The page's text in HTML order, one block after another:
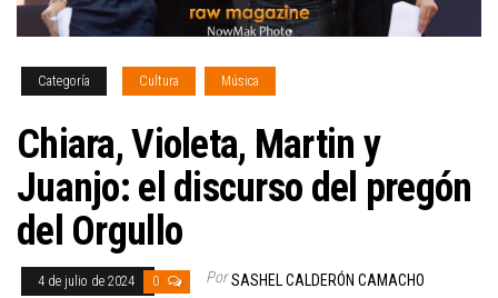
Categoría Cultura Música
Chiara, Violeta, Martin y
Juanjo: el discurso del pregón
del Orgullo
4 de julio de 2024 0 Por SASHEL CALDERÓN CAMACHO